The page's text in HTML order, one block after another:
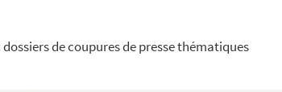
de coupures de presse thématiques